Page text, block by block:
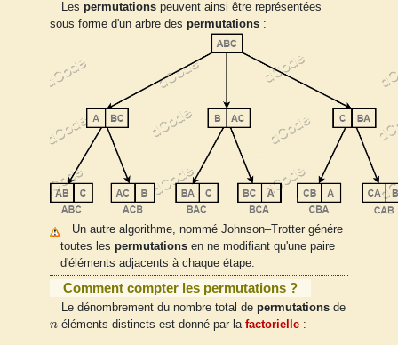
Les permutationspeuvent ainsi être représentées
sous forme d'un arbre des permutations :
Un autre algorithme, nommé Johnson–Trotter génére
toutes les permutations en ne modifiant qu'une paire
d'éléments adjacents à chaque étape.
Comment compter les permutations ?
Le dénombrement du nombre total de permutationsde
n
n éléments distincts est donné par la factorielle :